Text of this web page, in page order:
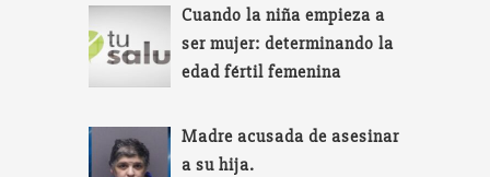
Cuando la niña empieza a
ser mujer: determinando la
edad fértil femenina
Madre acusada de asesinar
a su hija.